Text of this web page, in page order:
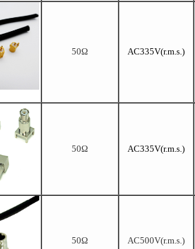
50Ω AC335V(r.m.s.)
50Ω AC335V(r.m.s.)
50Ω AC500V(r.m.s.)